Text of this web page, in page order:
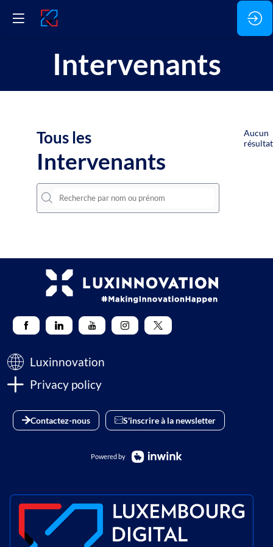
Intervenants
Tous les
Intervenants
Aucun
résultat
Luxinnovation
Privacy policy
Contactez-nous S'inscrire à la newsletter
Powered by